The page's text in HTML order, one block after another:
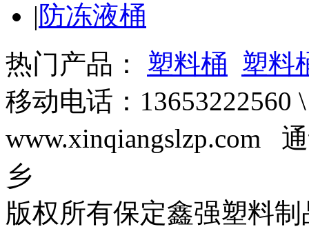
|防冻液桶
热门产品： 塑料桶 塑料
移动电话：
www.xinqiangslzp.com
乡
版权所有保定鑫强塑料